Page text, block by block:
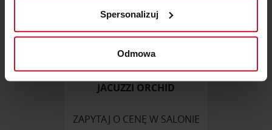
(fingerprinting, czyli wirtualny odcisk palca)
Dowiedz się więcej odnośnie tego, jak Twoje osobiste
dane są przetwarzane oraz ustaw własne preferencje w
zmienić lub wycofać swoją zgodę w dowolnej chwili.
i reklam, aby oferować funkcje społecznościowe i
Spersonalizuj
Odmowa
JACUZZI ORCHID
ZAPYTAJ O CENĘ W SALONIE